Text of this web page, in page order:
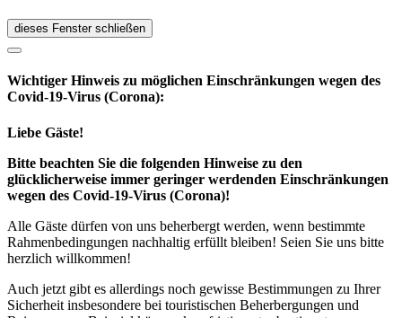
dieses Fenster schließen
Wichtiger Hinweis zu möglichen Ein­schränk­ungen wegen des
Covid-19-Virus (Corona):
Liebe Gäste!
Bitte beachten Sie die folgenden Hinweise zu den
glücklicherweise immer geringer werdenden Einschränkungen
wegen des Covid-19-Virus (Corona)!
Alle Gäste dürfen von uns beherbergt werden, wenn bestimmte
Rahmenbedingungen nachhaltig erfüllt bleiben! Seien Sie uns bitte
herzlich willkommen!
Auch jetzt gibt es allerdings noch gewisse Bestimmungen zu Ihrer
Sicherheit insbesondere bei touristischen Beherbergungen und